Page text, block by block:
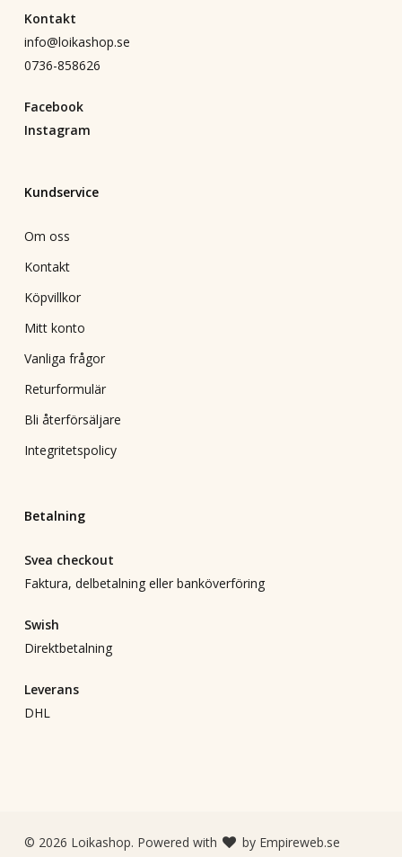
Kontakt
info@loikashop.se
0736-858626
Facebook
Instagram
Kundservice
Om oss
Kontakt
Köpvillkor
Mitt konto
Vanliga frågor
Returformulär
Bli återförsäljare
Integritetspolicy
Betalning
Svea checkout
Faktura, delbetalning eller banköverföring
Swish
Direktbetalning
Leverans
DHL
© 2026 Loikashop. Powered with by Empireweb.se